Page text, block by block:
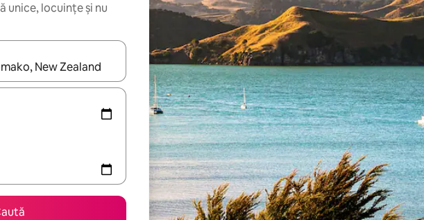
unice, locuințe și nu
navighează folosind tastele săgeată în sus și în jos sau prin gesturi de atingere ori glisare.